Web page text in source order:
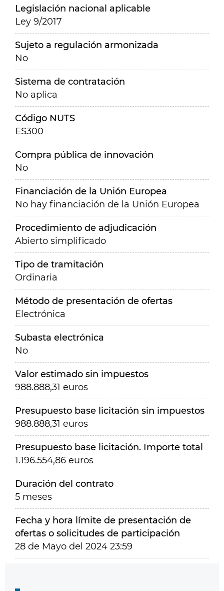
Legislación nacional aplicable
Ley 9/2017
Sujeto a regulación armonizada
No
Sistema de contratación
No aplica
Código NUTS
ES300
Compra pública de innovación
No
Financiación de la Unión Europea
No hay financiación de la Unión Europea
Procedimiento de adjudicación
Abierto simplificado
Tipo de tramitación
Ordinaria
Método de presentación de ofertas
Electrónica
Subasta electrónica
No
Valor estimado sin impuestos
988.888,31 euros
Presupuesto base licitación sin impuestos
988.888,31 euros
Presupuesto base licitación. Importe total
1.196.554,86 euros
Duración del contrato
5 meses
Fecha y hora límite de presentación de
ofertas o solicitudes de participación
28 de Mayo del 2024 23:59